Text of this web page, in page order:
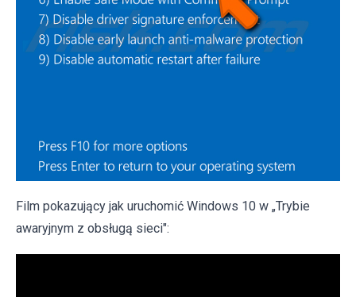
Film pokazujący jak uruchomić Windows 10 w „Trybie
awaryjnym z obsługą sieci":